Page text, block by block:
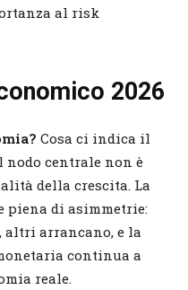
al risk
2026
Cosa ci indica il
nodo centrale non è
della crescita. La
piena di asimmetrie:
altri arrancano, e la
continua a
reale.